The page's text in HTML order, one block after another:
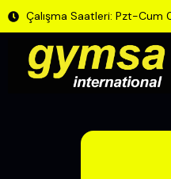
Çalışma Saatleri: Pzt-Cum